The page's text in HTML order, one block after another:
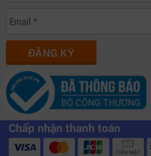
ĐĂNG KÝ
Chấp nhận thanh toán